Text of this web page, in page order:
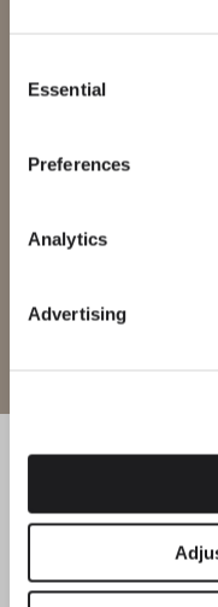
Selection
Essential
Preferences
Analytics
Advertising
Veuillez sélectionner le
certifications de
peuvent ne pas être